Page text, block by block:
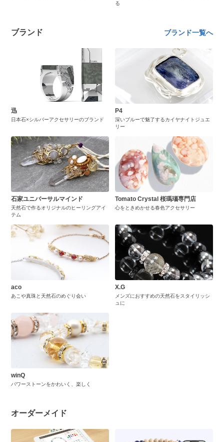
る
ブランド ブランド一覧へ
迅
日本石×シルバーアクセサリーのブランド
P4
深いブルーで魅了するカイヤナイトジュエ
リー
石家ユニバーサルマインド
天然石で作るオリジナルのヒーリングアイ
テム
Tomato Crystal 桜瑪瑙専門店
心をときめかせる春色アクセサリー
aco
あこや真珠と天然石のめぐり会い
X.G
メンズにおすすめの天然石をスタイリッシ
ュに
winQ
パワーストーンをかわいく、楽しく
オーダーメイド